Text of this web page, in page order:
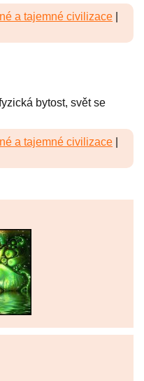
a tajemné civilizace
bytost, svět se
a tajemné civilizace